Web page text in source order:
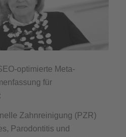
optimierte Meta-
für
Zahnreinigung (PZR)
Parodontitis und